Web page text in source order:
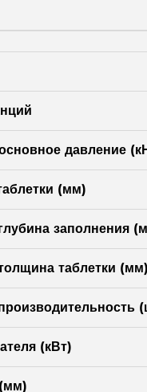
давление
(мм)
заполнения
таблетки (мм)
(кВт)